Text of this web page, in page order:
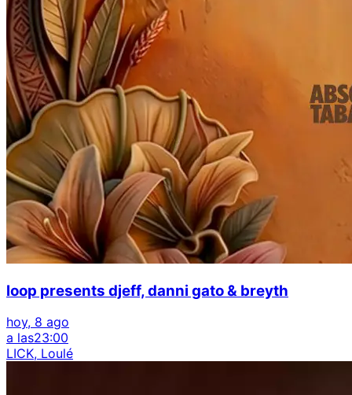
loop presents djeff, danni gato & breyth
hoy, 8 ago
a las23:00
LICK, Loulé